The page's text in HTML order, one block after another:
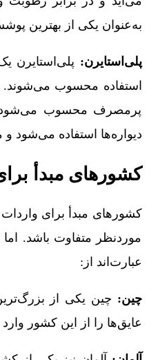
به‌عنوان یکی از بهترین
پلی‌استایرن: پلی‌استایرن
استفاده محسوب می‌شوند.
پرمصرف محسوب می‌شود
دیواره‌ها استفاده می‌شود
کشورهای مبدأ
کشورهای مبدأ برای
موردنظر متفاوت باشد.
عبارت‌اند از:
چین: چین یکی از
عایق‌‌ها را از این کشور